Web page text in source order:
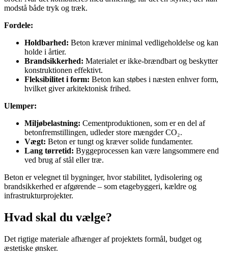
modstå både tryk og træk.
Fordele:
Holdbarhed: Beton kræver minimal vedligeholdelse og kan
holde i årtier.
Brandsikkerhed: Materialet er ikke-brændbart og beskytter
konstruktionen effektivt.
Fleksibilitet i form: Beton kan støbes i næsten enhver form,
hvilket giver arkitektonisk frihed.
Ulemper:
Miljøbelastning: Cementproduktionen, som er en del af
betonfremstillingen, udleder store mængder CO₂.
Vægt: Beton er tungt og kræver solide fundamenter.
Lang tørretid: Byggeprocessen kan være langsommere end
ved brug af stål eller træ.
Beton er velegnet til bygninger, hvor stabilitet, lydisolering og
brandsikkerhed er afgørende – som etagebyggeri, kældre og
infrastrukturprojekter.
Hvad skal du vælge?
Det rigtige materiale afhænger af projektets formål, budget og
æstetiske ønsker.